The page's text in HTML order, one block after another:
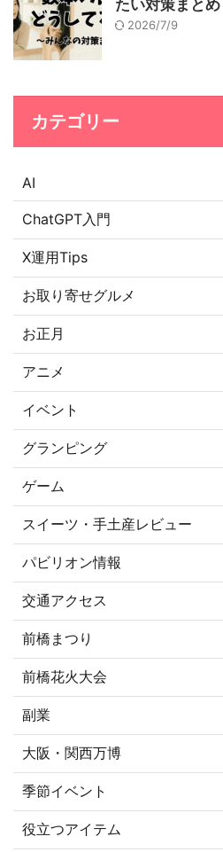
たい対策まとめ
2026/7/9
カテゴリー
AI
ChatGPT入門
X運用Tips
お取り寄せグルメ
お正月
アニメ
イベント
グランピング
ゲーム
スイーツ・手土産レビュー
パビリオン情報
交通アクセス
前橋まつり
前橋花火大会
副業
大阪・関西万博
季節イベント
役立つアイテム